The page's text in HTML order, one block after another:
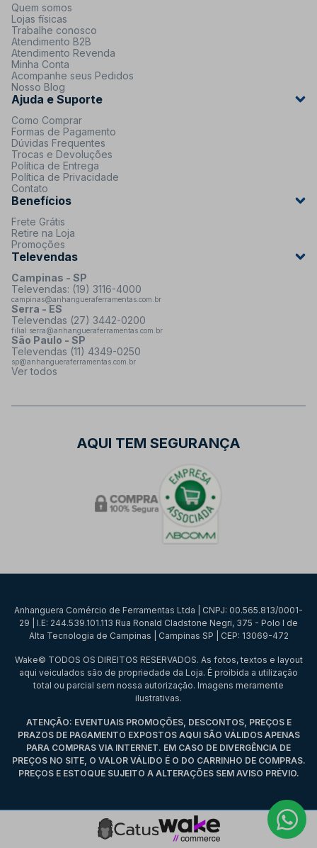
Quem somos
Lojas físicas
Trabalhe conosco
Atendimento B2B
Atendimento Revenda
Minha Conta
Acompanhe seus Pedidos
Nosso Blog
Ajuda e Suporte
Como Comprar
Formas de Pagamento
Dúvidas Frequentes
Trocas e Devoluções
Política de Entrega
Política de Privacidade
Contato
Benefícios
Frete Grátis
Retire na Loja
Promoções
Televendas
Campinas - SP
Televendas: (19) 3116-4000
campinas@anhangueraferramentas.com.br
Serra - ES
Televendas (27) 3442-0200
filial.serra@anhangueraferramentas.com.br
São Paulo - SP
Televendas (11) 4349-0250
sp@anhangueraferramentas.com.br
Ver todos
AQUI TEM SEGURANÇA
Anhanguera Comércio de Ferramentas Ltda | CNPJ: 00.565.813/0001-
29 | I.E: 244.539.101.113 Rua Ronald Cladstone Negri, 375 - Polo I de
Alta Tecnologia de Campinas | Campinas SP | CEP: 13069-472
Wake© TODOS OS DIREITOS RESERVADOS. As fotos, textos e layout
aqui veiculados são de propriedade da Loja. É proibida a utilização
total ou parcial sem nossa autorização. Imagens meramente
ilustrativas.
ATENÇÃO: EVENTUAIS PROMOÇÕES, DESCONTOS, PREÇOS E
PRAZOS DE PAGAMENTO EXPOSTOS AQUI SÃO VÁLIDOS APENAS
PARA COMPRAS VIA INTERNET. EM CASO DE DIVERGÊNCIA DE
PREÇOS NO SITE, O VALOR VÁLIDO É O DO CARRINHO DE COMPRAS.
PREÇOS E ESTOQUE SUJEITO A ALTERAÇÕES SEM AVISO PRÉVIO.